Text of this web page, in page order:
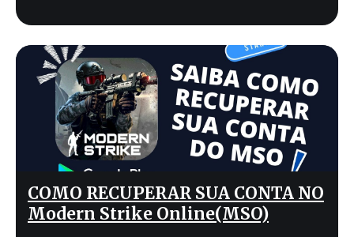
COMO RECUPERAR SUA CONTA NO
Modern Strike Online(MSO)